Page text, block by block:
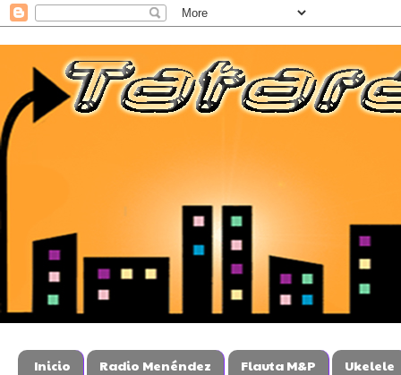
Inicio Radio Menéndez Flauta M&P
Ukelele